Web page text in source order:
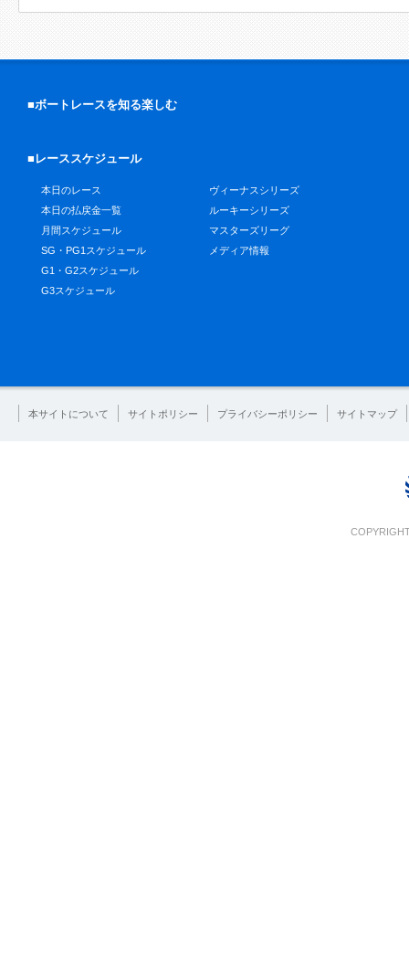
■ボートレースを知る楽しむ
■レーススケジュール
本日のレース
本日の払戻金一覧
月間スケジュール
SG・PG1スケジュール
G1・G2スケジュール
G3スケジュール
ヴィーナスシリーズ
ルーキーシリーズ
マスターズリーグ
メディア情報
本サイトについて サイトポリシー プライバシーポリシー サイトマップ